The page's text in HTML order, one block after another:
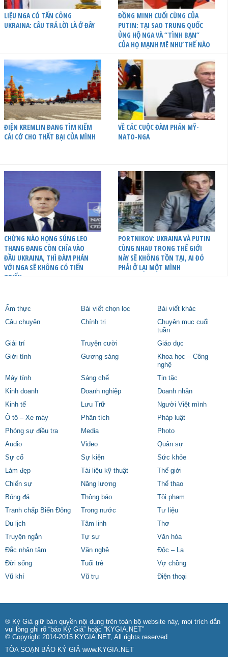
LIỆU NGA CÓ TẤN CÔNG
UKRAINA: CÂU TRẢ LỜI LÀ Ở ĐÂY
ĐỒNG MINH CUỐI CÙNG CỦA
PUTIN: TẠI SAO TRUNG QUỐC
ỦNG HỘ NGA VÀ “TÌNH BẠN”
CỦA HỌ MẠNH MẼ NHƯ THẾ NÀO
ĐIỆN KREMLIN ĐANG TÌM KIẾM
CÁI CỚ CHO THẤT BẠI CỦA MÌNH
VỀ CÁC CUỘC ĐÀM PHÁN MỸ-
NATO-NGA
CHỪNG NÀO HỌNG SÚNG LEO
THANG ĐANG CÒN CHĨA VÀO
ĐẦU UKRAINA, THÌ ĐÀM PHÁN
VỚI NGA SẼ KHÔNG CÓ TIẾN
TRIỂN
PORTNIKOV: UKRAINA VÀ PUTIN
CÙNG NHAU TRONG THẾ GIỚI
NÀY SẼ KHÔNG TỒN TẠI, AI ĐÓ
PHẢI Ở LẠI MỘT MÌNH
Ẩm thực Bài viết chọn lọc
Bài viết khác
Câu chuyện
Chính trị
Chuyên mục cuối
tuần
Giải trí
Truyện cười
Giáo dục
Giới tính
Gương sáng
Khoa học – Công
nghệ
Máy tính
Sáng chế
Tin tặc
Kinh doanh
Doanh nghiệp
Doanh nhân
Kinh tế
Lưu Trữ
Người Việt mình
Ô tô – Xe máy
Phân tích
Pháp luật
Phóng sự điều tra
Media
Photo
Audio
Video
Quân sự
Sự cố
Sự kiện
Sức khỏe
Làm đẹp
Tài liệu kỹ thuật
Thế giới
Chiến sự
Năng lượng
Thể thao
Bóng đá
Thông báo
Tội phạm
Tranh chấp Biển Đông
Trong nước
Tư liệu
Du lịch
Tâm linh
Thơ
Truyện ngắn
Tự sự
Văn hóa
Đắc nhân tâm
Văn nghệ
Độc – Lạ
Đời sống
Tuổi trẻ
Vợ chồng
Vũ khí
Vũ trụ Điện thoại
® Ký Giả giữ bản quyền nội dung trên toàn bộ website này, mọi trích dẫn
vui lòng ghi rõ “báo Ký Giả” hoặc “KYGIA.NET”
© Copyright 2014-2015 KYGIA.NET, All rights reserved
TÒA SOẠN BÁO KÝ GIẢ www.KYGIA.NET